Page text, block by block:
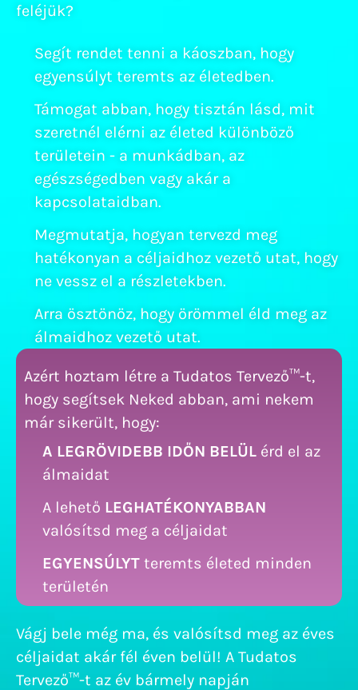
feléjük?
Segít rendet tenni a káoszban, hogy
egyensúlyt teremts az életedben.
Támogat abban, hogy tisztán lásd, mit
szeretnél elérni az életed különböző
területein - a munkádban, az
egészségedben vagy akár a
kapcsolataidban.
Megmutatja, hogyan tervezd meg
hatékonyan a céljaidhoz vezető utat, hogy
ne vessz el a részletekben.
Arra ösztönöz, hogy örömmel éld meg az
álmaidhoz vezető utat.
Azért hoztam létre a Tudatos Tervező™-t,
hogy segítsek Neked abban, ami nekem
már sikerült, hogy:
A LEGRÖVIDEBB IDŐN BELÜLérd el az
álmaidat
A lehető LEGHATÉKONYABBAN
valósítsd meg a céljaidat
EGYENSÚLYTteremts életed minden
területén
Vágj bele még ma, és valósítsd meg az éves
céljaidat akár fél éven belül! A Tudatos
Tervező™-t az év bármely napján